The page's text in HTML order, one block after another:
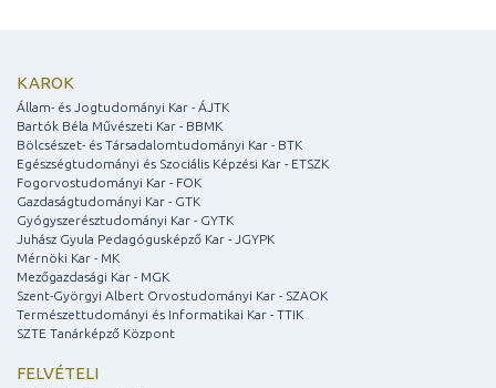
KAROK
Állam- és Jogtudományi Kar - ÁJTK
Bartók Béla Művészeti Kar - BBMK
Bölcsészet- és Társadalomtudományi Kar - BTK
Egészségtudományi és Szociális Képzési Kar - ETSZK
Fogorvostudományi Kar - FOK
Gazdaságtudományi Kar - GTK
Gyógyszerésztudományi Kar - GYTK
Juhász Gyula Pedagógusképző Kar - JGYPK
Mérnöki Kar - MK
Mezőgazdasági Kar - MGK
Szent-Györgyi Albert Orvostudományi Kar - SZAOK
Természettudományi és Informatikai Kar - TTIK
SZTE Tanárképző Központ
FELVÉTELI